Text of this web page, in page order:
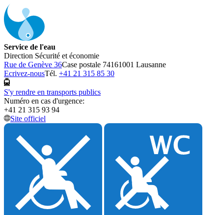
Service de l'eau
Direction Sécurité et économie
Rue de Genève 36Case postale 74161001 Lausanne
Ecrivez-nousTél. +41 21 315 85 30
S'y rendre en transports publics
Numéro en cas d'urgence:
+41 21 315 93 94
Site officiel